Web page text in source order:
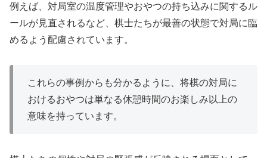
例えば、対局室の温度管理やおやつの持ち込みに関するル
ールが見直されるなど、棋士たちが最善の状態で対局に臨
めるよう配慮されています。
これらの事例からも分かるように、将棋の対局に
おけるおやつは単なる休憩時間のお楽しみ以上の
意味を持っています。